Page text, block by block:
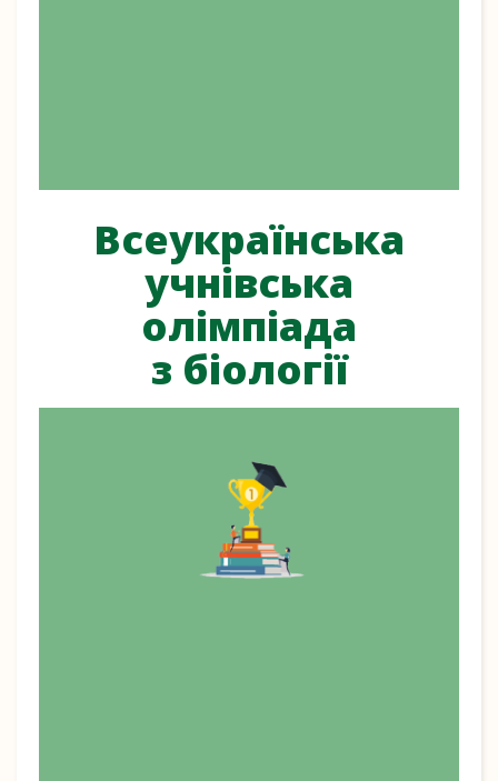
Всеукраїнська
учнівська
олімпіада
з біології